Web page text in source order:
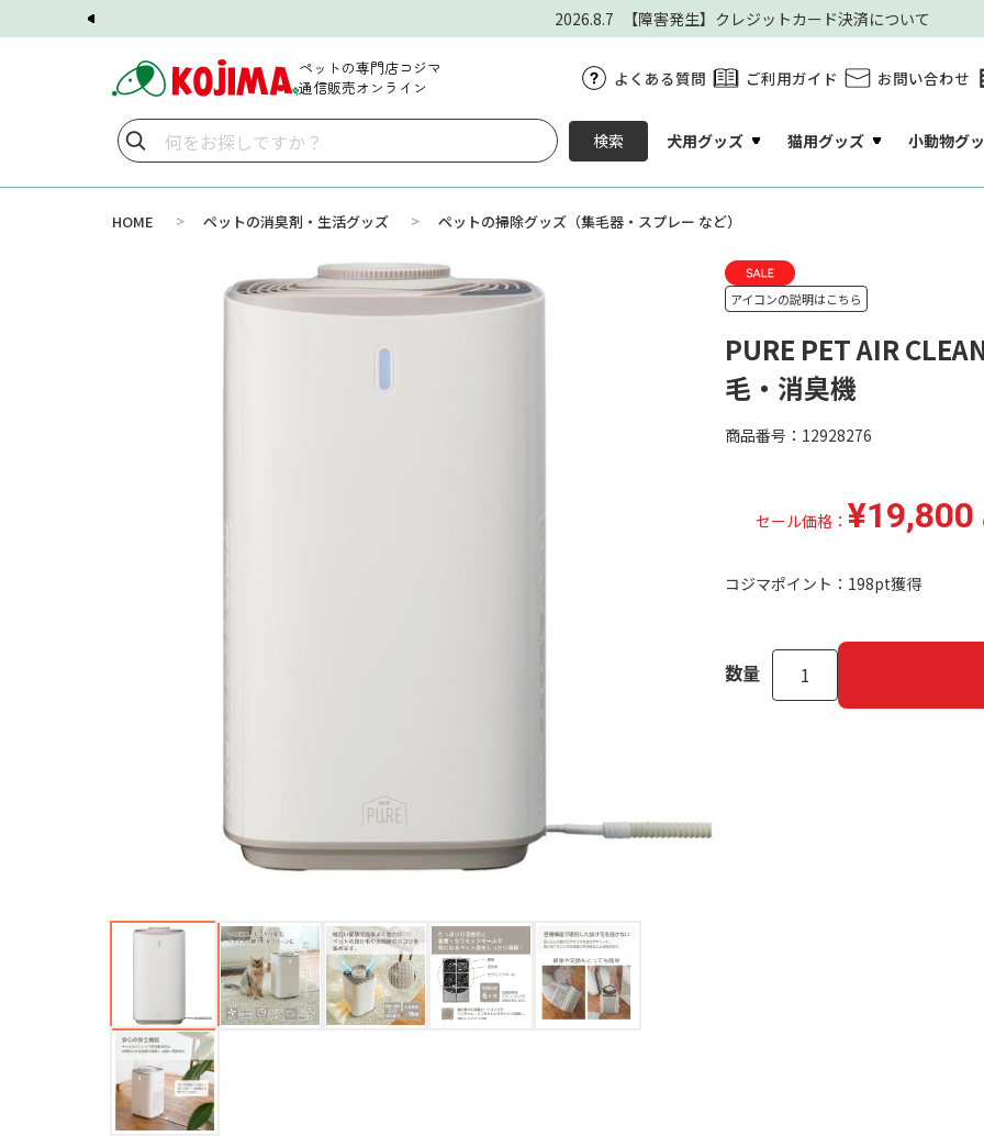
2026.8.7 【障害発生】クレジットカード決済について
ペットの専門店コジマ
通信販売オンライン
よくある質問 ご利用ガイド お問い合わせ
検索 犬用グッズ 猫用グッズ 小動物グ
HOME > ペットの消臭剤・生活グッズ > ペットの掃除グッズ（集毛器・スプレー など）
アイコンの説明はこちら
PURE PET AIR
毛・消臭機
商品番号：12928276
セール価格： ¥19,800
コジマポイント： 198pt獲得
数量